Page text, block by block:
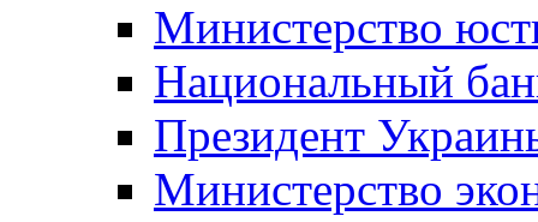
Министерство
Национальный
Президент
Министерство